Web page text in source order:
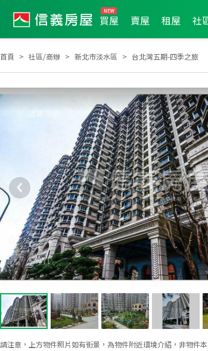
買屋 賣屋 租屋 社
首頁 社區/商辦 新北市淡水區 台北灣五期-四季之旅
請注意，上方物件照片如有街景，為物件附近環境介紹，非物件本